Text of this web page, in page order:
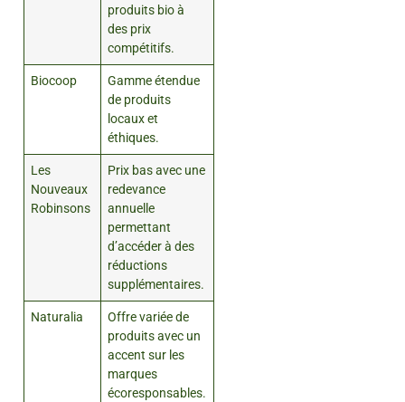
produits bio à
des prix
compétitifs.
Biocoop
Gamme étendue
de produits
locaux et
éthiques.
Les
Nouveaux
Robinsons
Prix bas avec une
redevance
annuelle
permettant
d’accéder à des
réductions
supplémentaires.
Naturalia
Offre variée de
produits avec un
accent sur les
marques
écoresponsables.